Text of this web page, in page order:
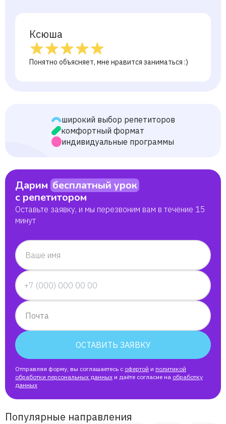
Ксюша
Понятно объясняет, мне нравится заниматься :)
широкий выбор репетиторов
комфортный формат
индивидуальные программы
Дарим бесплатный урок
с репетитором
Оставьте заявку, и мы перезвоним вам в течение 15
минут
Ваше имя
Почта
ОСТАВИТЬ ЗАЯВКУ
Отправляя форму, вы соглашаетесь с офертой и политикой
обработки персональных данных и даёте согласие на обработку
данных
Популярные направления